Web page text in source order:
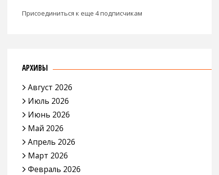
Присоединиться к еще 4 подписчикам
АРХИВЫ
Август 2026
Июль 2026
Июнь 2026
Май 2026
Апрель 2026
Март 2026
Февраль 2026